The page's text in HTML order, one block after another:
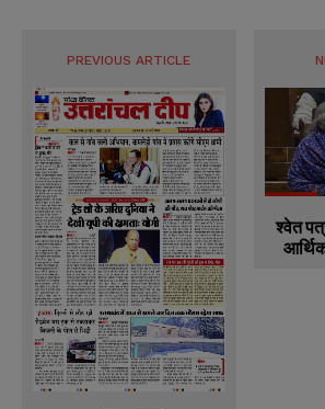
PREVIOUS ARTICLE
श्वेत